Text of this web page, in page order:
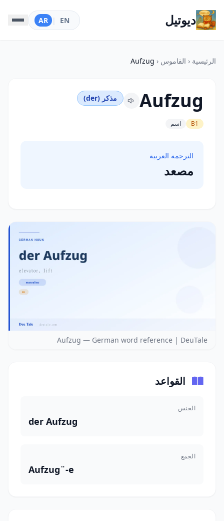
ديوتيل EN
|
AR
الرئيسية ‹ القاموس ‹
Aufzug
Aufzug مذكر (der)
B1 اسم
الترجمة العربية
مصعد
Aufzug — German word reference | DeuTale
القواعد
الجنس
der Aufzug
الجمع
Aufzug¨-e